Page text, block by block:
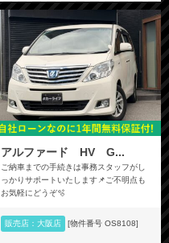
アルファード HV G...
ご納車までの手続きは事務スタッフがし
っかりサポートいたします📌ご不明点も
お気軽にどうぞ🫧
販売店：大阪店 [物件番号 OS8108]